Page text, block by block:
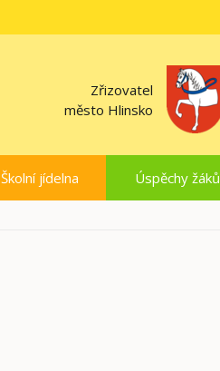
Zřizovatel
město Hlinsko
Školní jídelna Úspěchy žáků